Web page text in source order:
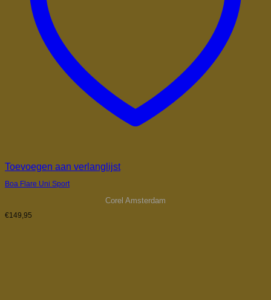
Toevoegen aan verlanglijst
Boa Flare Uni Sport
Corel Amsterdam
€149,95